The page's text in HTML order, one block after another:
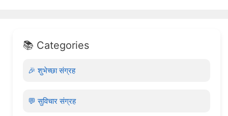
📚 Categories
🎉 शुभेच्छा संग्रह
💬 सुविचार संग्रह